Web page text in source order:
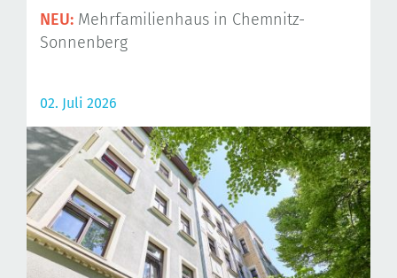
NEU: Mehrfamilienhaus in Chemnitz-
Sonnenberg
02. Juli 2026